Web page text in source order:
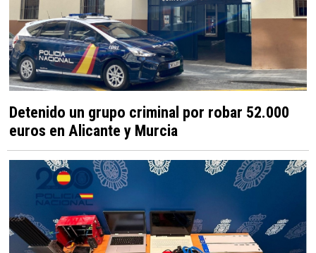
Detenido un grupo criminal por robar 52.000
euros en Alicante y Murcia